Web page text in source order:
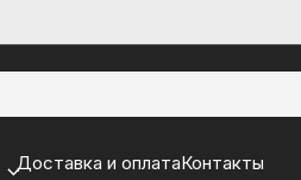
Доставка и оплатаКонтакты